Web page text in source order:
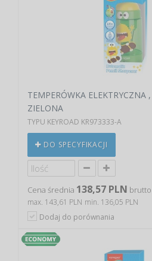
TEMPERÓWKA ELEKTRYCZNA
ZIELONA
TYPU KEYROAD KR973333-A
DO SPECYFIKACJI
Cena średnia 138,57 PLN brutto
max. 143,61 PLN min. 136,05 PLN
Dodaj do porównania